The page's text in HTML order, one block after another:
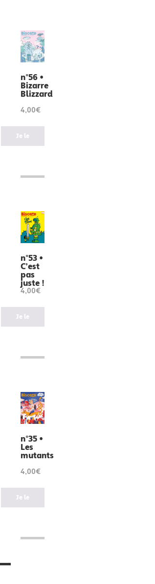
n°56 •
Bizarre
Blizzard
4,00€
Je le
n°53 •
C’est
pas
juste !
4,00€
Je le
n°35 •
Les
mutants
4,00€
Je le